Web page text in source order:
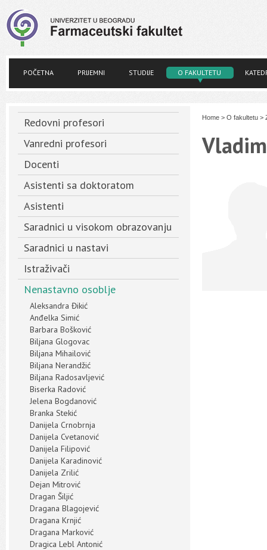
POČETNA PRIJEMNI STUDIJE O FAKULTETU
Redovni profesori
Vanredni profesori
Docenti
Asistenti sa doktoratom
Asistenti
Saradnici u visokom obrazovanju
Saradnici u nastavi
Istraživači
Nenastavno osoblje
Aleksandra Đikić
Anđelka Simić
Barbara Bošković
Biljana Glogovac
Biljana Mihailović
Biljana Nerandžić
Biljana Radosavljević
Biserka Radović
Jelena Bogdanović
Branka Stekić
Danijela Crnobrnja
Danijela Cvetanović
Danijela Filipović
Danijela Karadinović
Danijela Zrilić
Dejan Mitrović
Dragan Šiljić
Dragana Blagojević
Dragana Krnjić
Dragana Marković
Dragica Lebl Antonić
Home > O fakultetu >